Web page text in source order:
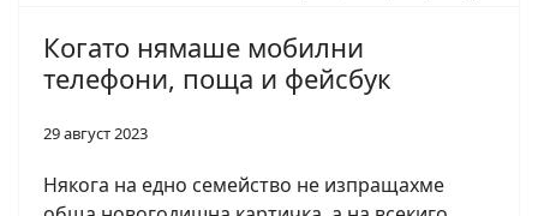
Когато нямаше мобилни
телефони, поща и фейсбук
29 август 2023
Някога на едно семейство не изпращахме